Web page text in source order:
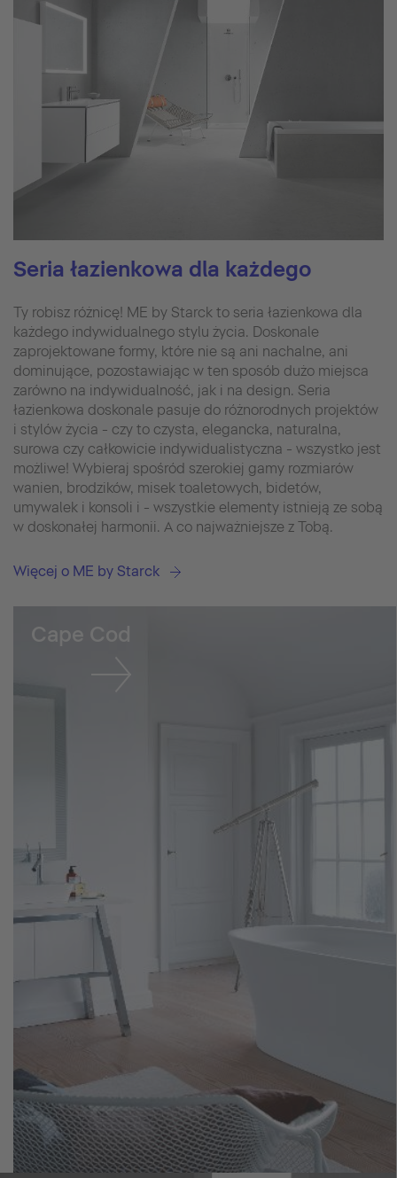
Seria łazienkowa dla każdego
Ty robisz różnicę! ME by Starck to seria łazienkowa dla
każdego indywidualnego stylu życia. Doskonale
zaprojektowane formy, które nie są ani nachalne, ani
dominujące, pozostawiając w ten sposób dużo miejsca
zarówno na indywidualność, jak i na design. Seria
łazienkowa doskonale pasuje do różnorodnych projektów
i stylów życia - czy to czysta, elegancka, naturalna,
surowa czy całkowicie indywidualistyczna - wszystko jest
możliwe! Wybieraj spośród szerokiej gamy rozmiarów
wanien, brodzików, misek toaletowych, bidetów,
umywalek i konsoli i - wszystkie elementy istnieją ze sobą
w doskonałej harmonii. A co najważniejsze z Tobą.
Więcej o ME by Starck
Cape Cod